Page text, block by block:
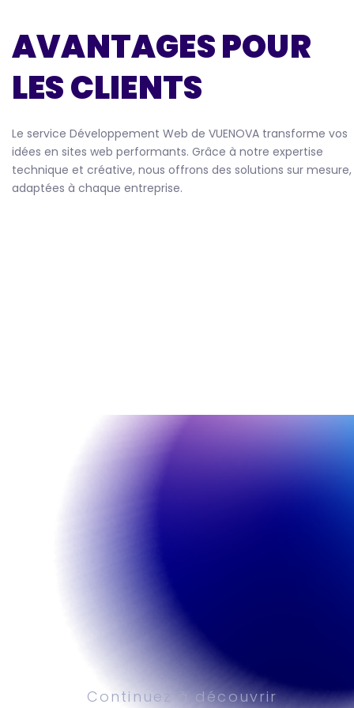
AVANTAGES POUR
LES CLIENTS
Le service Développement Web de VUENOVA transforme vos
idées en sites web performants. Grâce à notre expertise
technique et créative, nous offrons des solutions sur mesure,
adaptées à chaque entreprise.
Continuez à découvrir